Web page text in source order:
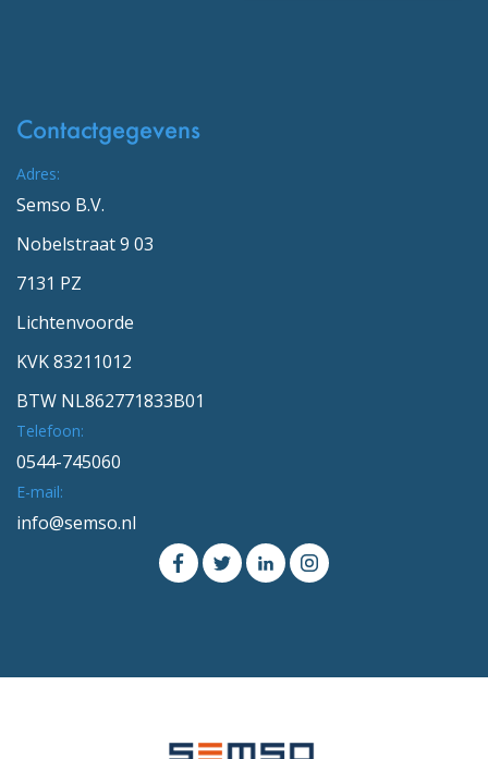
Contactgegevens
Adres:
Semso B.V.
Nobelstraat 9 03
7131 PZ
Lichtenvoorde
KVK 83211012
BTW NL862771833B01
Telefoon:
0544-745060
E-mail:
info@semso.nl